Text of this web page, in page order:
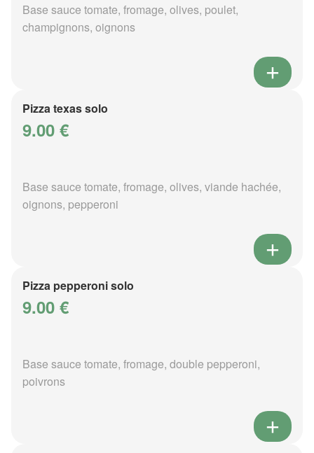
Base sauce tomate, fromage, olives, poulet,
champignons, oignons
Pizza texas solo
9.00 €
Base sauce tomate, fromage, olives, viande hachée,
oignons, pepperoni
Pizza pepperoni solo
9.00 €
Base sauce tomate, fromage, double pepperoni,
poivrons